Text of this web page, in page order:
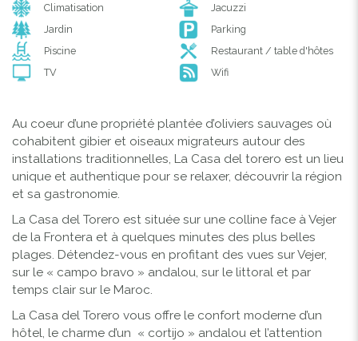
Climatisation
Jacuzzi
Jardin
Parking
Piscine
Restaurant / table d'hôtes
TV
Wifi
Au coeur d’une propriété plantée d’oliviers sauvages où
cohabitent gibier et oiseaux migrateurs autour des
installations traditionnelles, La Casa del torero est un lieu
unique et authentique pour se relaxer, découvrir la région
et sa gastronomie.
La Casa del Torero est située sur une colline face à Vejer
de la Frontera et à quelques minutes des plus belles
plages. Détendez-vous en profitant des vues sur Vejer,
sur le « campo bravo » andalou, sur le littoral et par
temps clair sur le Maroc.
La Casa del Torero vous offre le confort moderne d’un
hôtel, le charme d’un « cortijo » andalou et l’attention